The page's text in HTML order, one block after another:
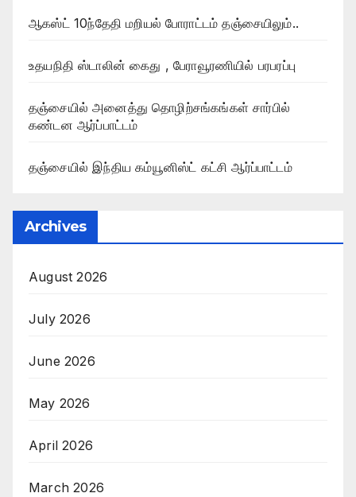
ஆகஸ்ட் 10ந்தேதி மறியல் போராட்டம் தஞ்சையிலும்..
உதயநிதி ஸ்டாலின் கைது , பேராவூரணியில் பரபரப்பு
தஞ்சையில் அனைத்து தொழிற்சங்கங்கள் சார்பில்
கண்டன ஆர்ப்பாட்டம்
தஞ்சையில் இந்திய கம்யூனிஸ்ட் கட்சி ஆர்ப்பாட்டம்
Archives
August 2026
July 2026
June 2026
May 2026
April 2026
March 2026